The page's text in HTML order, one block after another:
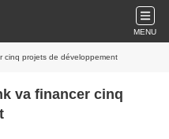
MENU
cinq projets de développement
va financer cinq